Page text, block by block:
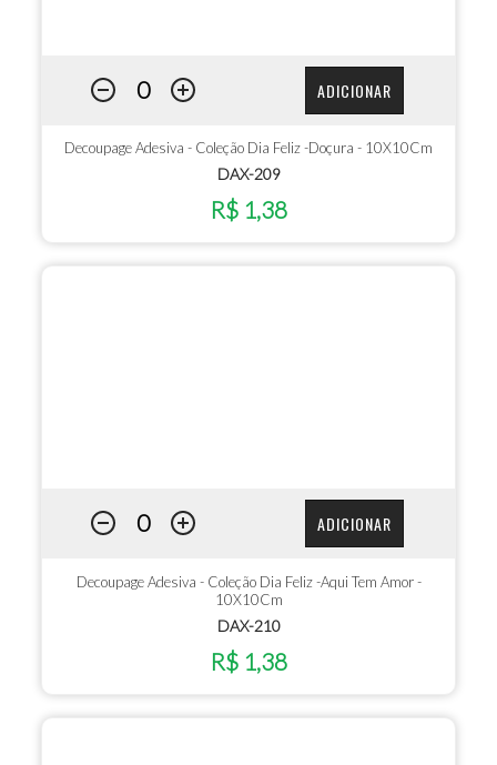
ADICIONAR
Decoupage Adesiva - Coleção Dia Feliz -Doçura - 10X10Cm
DAX-209
R$ 1,38
ADICIONAR
Decoupage Adesiva - Coleção Dia Feliz -Aqui Tem Amor -
10X10Cm
DAX-210
R$ 1,38